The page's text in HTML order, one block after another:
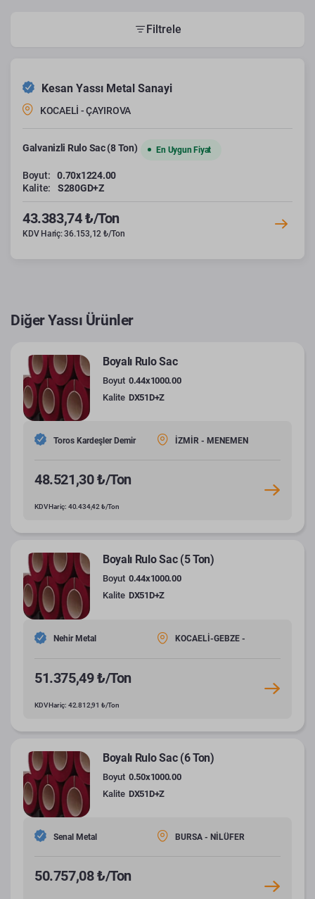
Filtrele
Kesan Yassı Metal Sanayi
KOCAELİ - ÇAYIROVA
Galvanizli Rulo Sac (8 Ton) En Uygun Fiyat
Boyut:
0.70x1224.00
Kalite:
S280GD+Z
43.383,74 ₺/Ton
KDV Hariç: 36.153,12 ₺/Ton
Diğer Yassı Ürünler
Boyalı Rulo Sac
Boyut 0.44x1000.00
Kalite DX51D+Z
Toros Kardeşler Demir İZMİR - MENEMEN
48.521,30 ₺/Ton
KDV Hariç: 40.434,42 ₺/Ton
Boyalı Rulo Sac (5 Ton)
Boyut 0.44x1000.00
Kalite DX51D+Z
Nehir Metal KOCAELİ-GEBZE -
51.375,49 ₺/Ton
KDV Hariç: 42.812,91 ₺/Ton
Boyalı Rulo Sac (6 Ton)
Boyut 0.50x1000.00
Kalite DX51D+Z
Senal Metal BURSA - NİLÜFER
50.757,08 ₺/Ton